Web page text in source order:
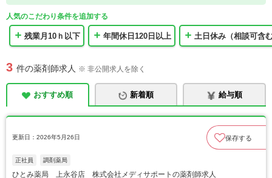
人気のこだわり条件を追加する
残業月10ｈ以下 年間休日120日以上 土日休み（相談可含
3 件の薬剤師求人 ※ 非公開求人を除く
おすすめ順 新着順 給与順
更新日：2026年5月26日 保存する
正社員 調剤薬局
ひとみ薬局 上永谷店 株式会社メディサポートの薬剤師求人